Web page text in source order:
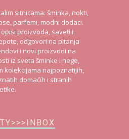
sitnicama: šminka, nokti,
parfemi, modni dodaci.
proizvoda, saveti i
odgovori na pitanja
i novi proizvodi na
iz sveta šminke i nege,
kolekcijama najpoznatijih,
domaćih i stranih